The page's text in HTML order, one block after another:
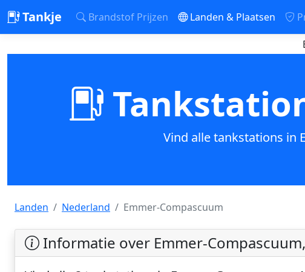
Tankje Brandstof Prijzen Landen & Plaatsen
Vind alle tankstations in
Landen Nederland Emmer-Compascuum
Informatie over Emmer-